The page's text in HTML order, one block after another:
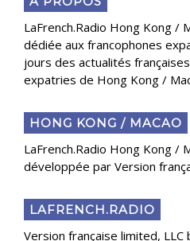
LaFrench.Radio Hong Kong /
dédiée aux francophones
jours des actualités
expatries de Hong Kong /
HONG KONG / MACAO
LaFrench.Radio Hong Kong /
développée par Version
LAFRENCH.RADIO
Version française limited, LLC